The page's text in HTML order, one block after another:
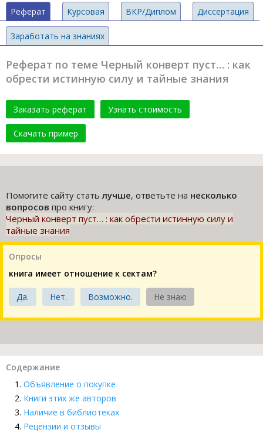
Реферат Курсовая ВКР/Диплом Диссертация
Заработать на знаниях
Реферат по теме Черный конверт пуст… : как
обрести истинную силу и тайные знания
Заказать реферат Узнать стоимость
Скачать пример
Помогите сайту статьлучше, ответьте на несколько
вопросов про книгу:
Черный конверт пуст… : как обрести истинную силу и
тайные знания
Опросы
книга имеет отношение к сектам?
Да. Нет. Возможно. Не знаю
Содержание
Объявление о покупке
Книги этих же авторов
Наличие в библиотеках
Рецензии и отзывы